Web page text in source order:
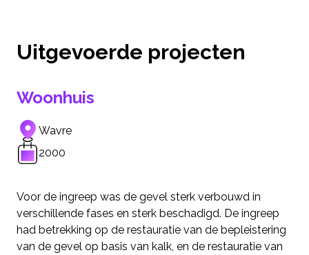
Uitgevoerde projecten
Woonhuis
Wavre
2000
Voor de ingreep was de gevel sterk verbouwd in
verschillende fases en sterk beschadigd. De ingreep
had betrekking op de restauratie van de bepleistering
van de gevel op basis van kalk, en de restauratie van